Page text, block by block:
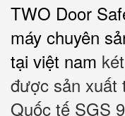
TWO Door
máy chuyên
tại việt nam
được sản xuất
Quốc tế SGS